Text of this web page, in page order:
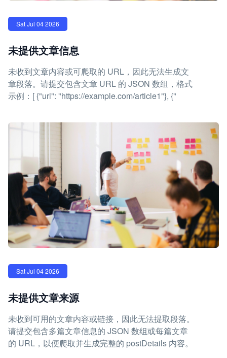
Sat Jul 04 2026
未提供文章信息
未收到文章内容或可爬取的 URL，因此无法生成文
章段落。请提交包含文章 URL 的 JSON 数组，格式
示例：[ {"url": "https://example.com/article1"}, {"
Sat Jul 04 2026
未提供文章来源
未收到可用的文章内容或链接，因此无法提取段落。
请提交包含多篇文章信息的 JSON 数组或每篇文章
的 URL，以便爬取并生成完整的 postDetails 内容。